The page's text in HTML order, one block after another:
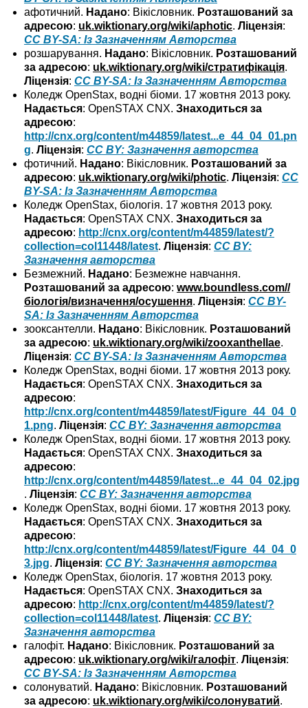
афотичний. Надано: Вікісловник. Розташований за
адресою: uk.wiktionary.org/wiki/aphotic.Ліцензія:
CC BY-SA: Із Зазначенням Авторства
розшарування. Надано: Вікісловник. Розташований
за адресою: uk.wiktionary.org/wiki/стратифікація.
Ліцензія:CC BY-SA: Із Зазначенням Авторства
Коледж OpenStax, водні біоми. 17 жовтня 2013 року.
Надається: OpenSTAX CNX.Знаходиться за
адресою:
http://cnx.org/content/m44859/latest...e_44_04_01.pn
g.Ліцензія:CC BY: Зазначення авторства
фотичний. Надано: Вікісловник. Розташований за
адресою: uk.wiktionary.org/wiki/photic.Ліцензія:CC
BY-SA: Із Зазначенням Авторства
Коледж OpenStax, біологія. 17 жовтня 2013 року.
Надається: OpenSTAX CNX.Знаходиться за
адресою: http://cnx.org/content/m44859/latest/?
collection=col11448/latest.Ліцензія:CC BY:
Зазначення авторства
Безмежний. Надано: Безмежне навчання.
Розташований за адресою:www.boundless.com//
біологія/визначення/осушення.Ліцензія:CC BY-
SA: Із Зазначенням Авторства
зооксантелли. Надано: Вікісловник. Розташований
за адресою: uk.wiktionary.org/wiki/zooxanthellae.
Ліцензія:CC BY-SA: Із Зазначенням Авторства
Коледж OpenStax, водні біоми. 17 жовтня 2013 року.
Надається: OpenSTAX CNX.Знаходиться за
адресою:
http://cnx.org/content/m44859/latest/Figure_44_04_0
1.png.Ліцензія:CC BY: Зазначення авторства
Коледж OpenStax, водні біоми. 17 жовтня 2013 року.
Надається: OpenSTAX CNX.Знаходиться за
адресою:
http://cnx.org/content/m44859/latest...e_44_04_02.jpg
.Ліцензія:CC BY: Зазначення авторства
Коледж OpenStax, водні біоми. 17 жовтня 2013 року.
Надається: OpenSTAX CNX.Знаходиться за
адресою:
http://cnx.org/content/m44859/latest/Figure_44_04_0
3.jpg.Ліцензія:CC BY: Зазначення авторства
Коледж OpenStax, біологія. 17 жовтня 2013 року.
Надається: OpenSTAX CNX.Знаходиться за
адресою: http://cnx.org/content/m44859/latest/?
collection=col11448/latest.Ліцензія:CC BY:
Зазначення авторства
галофіт. Надано: Вікісловник. Розташований за
адресою: uk.wiktionary.org/wiki/галофіт.Ліцензія:
CC BY-SA: Із Зазначенням Авторства
солонуватий. Надано: Вікісловник. Розташований
за адресою: uk.wiktionary.org/wiki/солонуватий.